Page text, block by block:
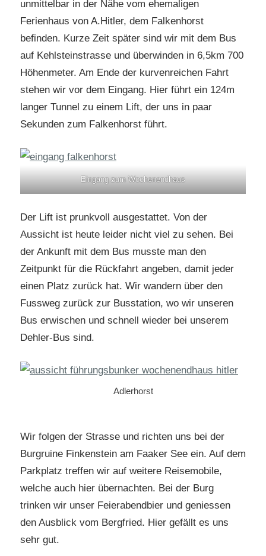
unmittelbar in der Nähe vom ehemaligen
Ferienhaus von A.Hitler, dem Falkenhorst
befinden. Kurze Zeit später sind wir mit dem Bus
auf Kehlsteinstrasse und überwinden in 6,5km 700
Höhenmeter. Am Ende der kurvenreichen Fahrt
stehen wir vor dem Eingang. Hier führt ein 124m
langer Tunnel zu einem Lift, der uns in paar
Sekunden zum Falkenhorst führt.
Eingang zum Wochenendhaus
Der Lift ist prunkvoll ausgestattet. Von der
Aussicht ist heute leider nicht viel zu sehen. Bei
der Ankunft mit dem Bus musste man den
Zeitpunkt für die Rückfahrt angeben, damit jeder
einen Platz zurück hat. Wir wandern über den
Fussweg zurück zur Busstation, wo wir unseren
Bus erwischen und schnell wieder bei unserem
Dehler-Bus sind.
Adlerhorst
Wir folgen der Strasse und richten uns bei der
Burgruine Finkenstein am Faaker See ein. Auf dem
Parkplatz treffen wir auf weitere Reisemobile,
welche auch hier übernachten. Bei der Burg
trinken wir unser Feierabendbier und geniessen
den Ausblick vom Bergfried. Hier gefällt es uns
sehr gut.